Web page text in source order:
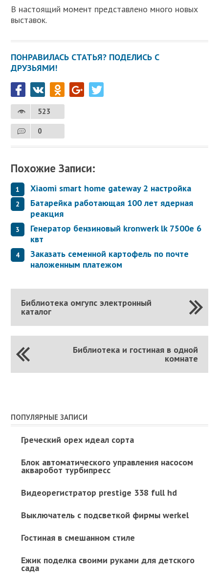
В настоящий момент представлено много новых
выставок.
ПОНРАВИЛАСЬ СТАТЬЯ? ПОДЕЛИСЬ С
ДРУЗЬЯМИ!
523
0
Похожие Записи:
Xiaomi smart home gateway 2 настройка
Батарейка работающая 100 лет ядерная
реакция
Генератор бензиновый kronwerk lk 7500e 6
квт
Заказать семенной картофель по почте
наложенным платежом
Библиотека омгупс электронный
каталог
Библиотека и гостиная в одной
комнате
ПОПУЛЯРНЫЕ ЗАПИСИ
Греческий орех идеал сорта
Блок автоматического управления насосом
акваробот турбипресс
Видеорегистратор prestige 338 full hd
Выключатель с подсветкой фирмы werkel
Гостиная в смешанном стиле
Ежик поделка своими руками для детского
сада